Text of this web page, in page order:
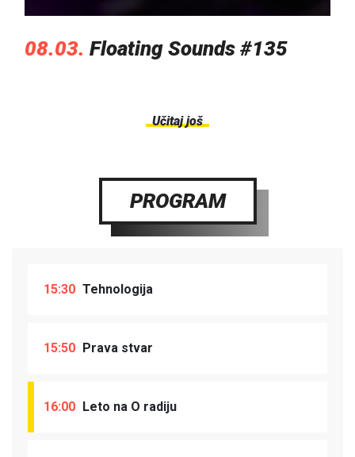
08.03. Floating Sounds #135
Učitaj još
PROGRAM
15:30 Tehnologija
15:50 Prava stvar
16:00 Leto na O radiju